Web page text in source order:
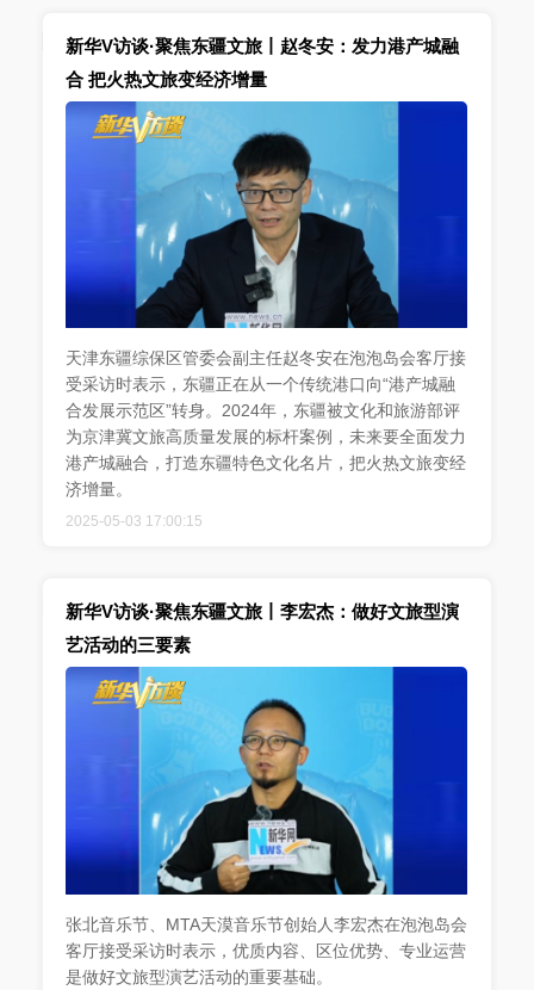
新华V访谈·聚焦东疆文旅丨赵冬安：发力港产城融
合 把火热文旅变经济增量
天津东疆综保区管委会副主任赵冬安在泡泡岛会客厅接
受采访时表示，东疆正在从一个传统港口向“港产城融
合发展示范区”转身。2024年，东疆被文化和旅游部评
为京津冀文旅高质量发展的标杆案例，未来要全面发力
港产城融合，打造东疆特色文化名片，把火热文旅变经
济增量。
2025-05-03 17:00:15
新华V访谈·聚焦东疆文旅丨李宏杰：做好文旅型演
艺活动的三要素
张北音乐节、MTA天漠音乐节创始人李宏杰在泡泡岛会
客厅接受采访时表示，优质内容、区位优势、专业运营
是做好文旅型演艺活动的重要基础。